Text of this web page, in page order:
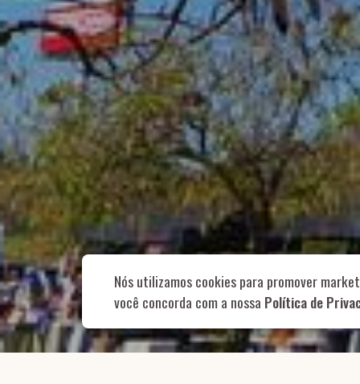
Rua Aurélia,
Nós utilizamos cookies para promover
você concorda com a nossa Política de